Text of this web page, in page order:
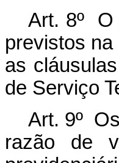
Art. 8º O
previstos
as
de Serviço
Art. 9º
razão de